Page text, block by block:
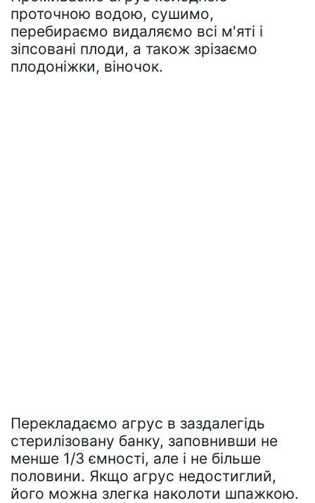
проточною водою, сушимо,
перебираємо видаляємо всі м'яті і
зіпсовані плоди, а також зрізаємо
плодоніжки, віночок.
Перекладаємо агрус в заздалегідь
стерилізовану банку, заповнивши не
менше 1/3 ємності, але і не більше
половини. Якщо агрус недостиглий,
його можна злегка наколоти шпажкою.